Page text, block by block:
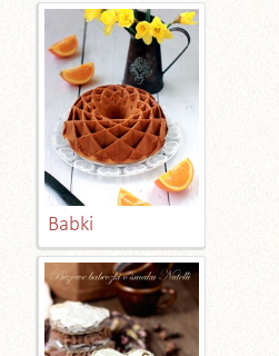
Babki